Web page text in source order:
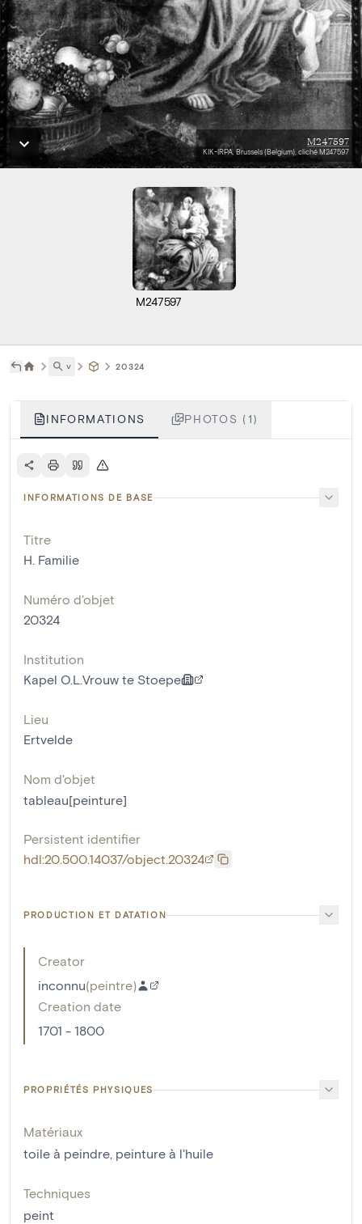
M247597
KIK-IRPA, Brussels (Belgium), cliché M247597
M247597
˅ 20324
INFORMATIONS PHOTOS (1)
INFORMATIONS DE BASE
Titre
H. Familie
Numéro d'objet
20324
Institution
Kapel O.L.Vrouw te Stoepe
Lieu
Ertvelde
Nom d'objet
tableau[peinture]
Persistent identifier
hdl:20.500.14037/object.20324
PRODUCTION ET DATATION
Creator
inconnu(peintre)
Creation date
1701 - 1800
PROPRIÉTÉS PHYSIQUES
Matériaux
toile à peindre, peinture à l'huile
Techniques
peint